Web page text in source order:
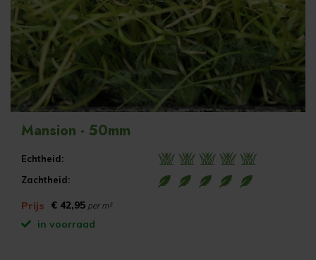
Mansion - 50mm
Echtheid:
Zachtheid:
Prijs € 42,95 per m²
in voorraad